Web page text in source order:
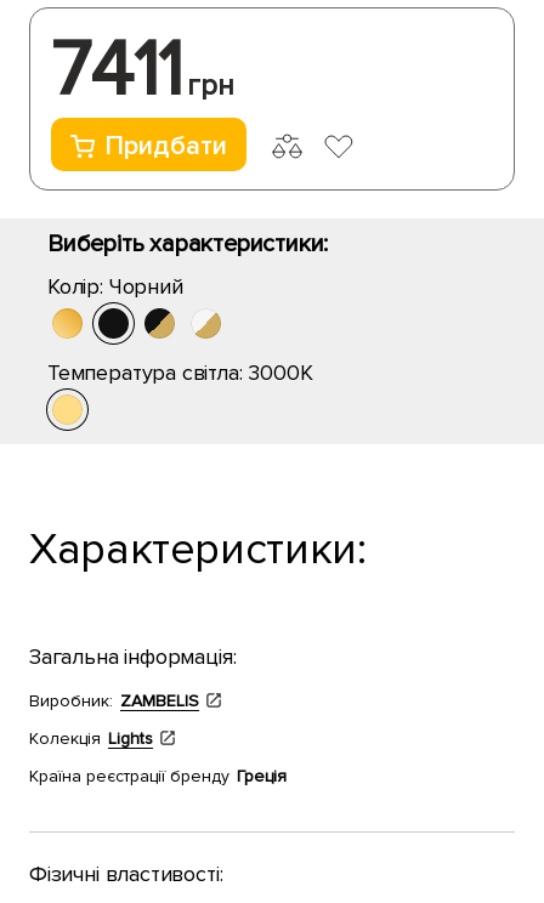
7411 грн
Придбати
Виберіть характеристики:
Колір: Чорний
Температура світла: 3000K
Характеристики:
Загальна інформація:
Виробник: ZAMBELIS
Колекція Lights
Країна реєстрації бренду Греція
Фізичні властивості: